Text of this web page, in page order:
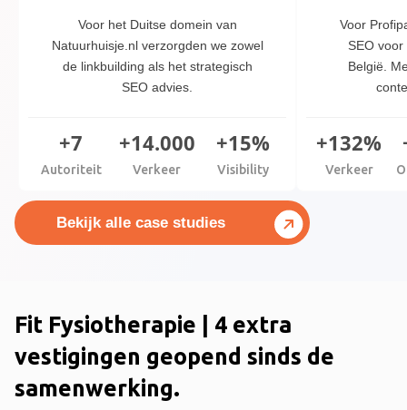
Voor het Duitse domein van
Natuurhuisje.nl verzorgden we zowel
de linkbuilding als het strategisch
SEO advies.
+7
Autoriteit
+14.000
Verkeer
+15%
Visibility
Voor
SEO
België.
+132%
Verkeer
Bekijk alle case studies
Fit Fysiotherapie | 4 extra
vestigingen geopend sinds de
samenwerking.